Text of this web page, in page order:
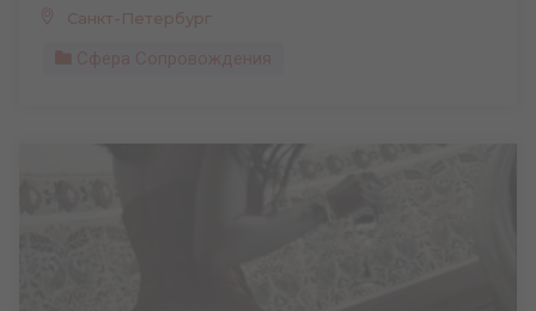
Санкт-Петербург
Сфера Сопровождения